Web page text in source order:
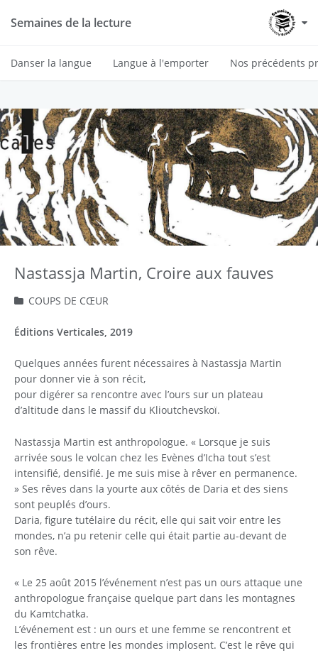
Semaines de la lecture
Danser la langue Langue à l'emporter Nos précédents
Nastassja Martin, Croire aux fauves
COUPS DE CŒUR
Éditions Verticales, 2019
​Quelques années furent nécessaires à Nastassja Martin
pour donner vie à son récit,
pour digérer sa rencontre avec l’ours sur un plateau
d’altitude dans le massif du Klioutchevskoï.
Nastassja Martin est anthropologue. « Lorsque je suis
arrivée sous le volcan chez les Evènes d’Icha tout s’est
intensifié, densifié. Je me suis mise à rêver en permanence.
» Ses rêves dans la yourte aux côtés de Daria et des siens
sont peuplés d’ours.
Daria, figure tutélaire du récit, elle qui sait voir entre les
mondes, n’a pu retenir celle qui était partie au-devant de
son rêve.
« Le 25 août 2015 l’événement n’est pas un ours attaque une
anthropologue française quelque part dans les montagnes
du Kamtchatka.
L’événement est : un ours et une femme se rencontrent et
les frontières entre les mondes implosent. C’est le rêve qui